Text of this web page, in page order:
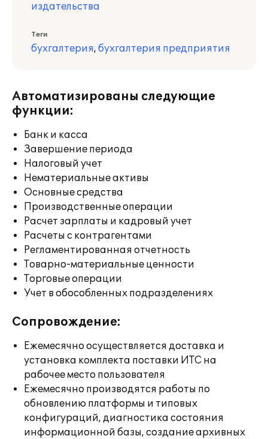
издательства
Теги
бухгалтерия, бухгалтерия предприятия
Автоматизированы следующие
функции:
Банк и касса
Завершение периода
Налоговый учет
Нематериальные активы
Основные средства
Производственные операции
Расчет зарплаты и кадровый учет
Расчеты с контрагентами
Регламентированная отчетность
Товарно-материальные ценности
Торговые операции
Учет в обособленных подразделениях
Сопровождение:
Ежемесячно осуществляется доставка и
установка комплекта поставки ИТС на
рабочее место пользователя
Ежемесячно производятся работы по
обновлению платформы и типовых
конфигураций, диагностика состояния
информационной базы, создание архивных